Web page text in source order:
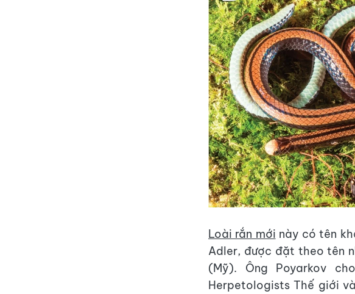
Loài rắn mới này có tên
Adler, được đặt theo tên
(Mỹ). Ông Poyarkov
Herpetologists Thế giới